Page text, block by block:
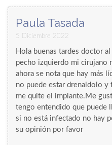
Paula Tasada
5 Diciembre 2022
Hola buenas tardes doctor
pecho izquierdo mi cirujano
ahora se nota que hay más
no puede estar drenaldolo y
me quite el implante.Me
tengo entendido que puede
si no está infectado no hay
su opinión por favor